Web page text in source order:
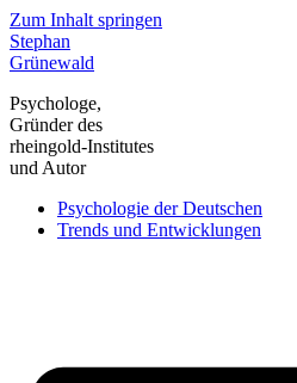
Zum Inhalt springen
Stephan
Grünewald
Psychologe,
Gründer des
rheingold-Institutes
und Autor
Psychologie der Deutschen
Trends und Entwicklungen